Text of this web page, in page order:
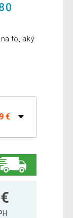
to, aký
€
46,49 €